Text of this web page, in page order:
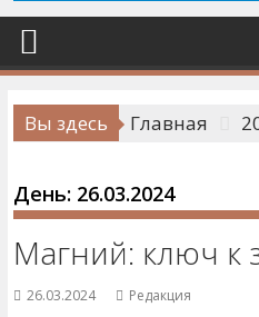
Вы здесь Главная
День: 26.03.2024
Магний: ключ к
26.03.2024 Редакция